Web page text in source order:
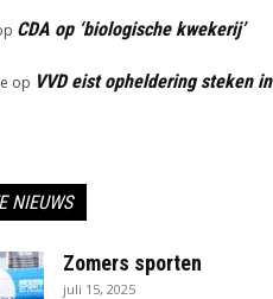
CDA op ‘biologische kwekerij’
op VVD eist opheldering steken in
NIEUWS
Zomers sporten
juli 15, 2025